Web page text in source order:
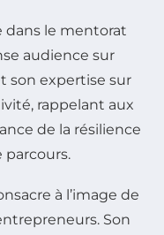
dans le mentorat
audience sur
son expertise sur
rappelant aux
de la résilience
à l’image de
Son